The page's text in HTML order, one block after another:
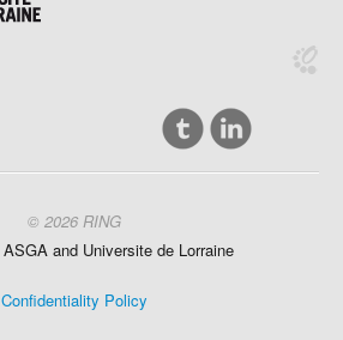
© 2026 RING
ASGA and Universitede Lorraine
Confidentiality Policy